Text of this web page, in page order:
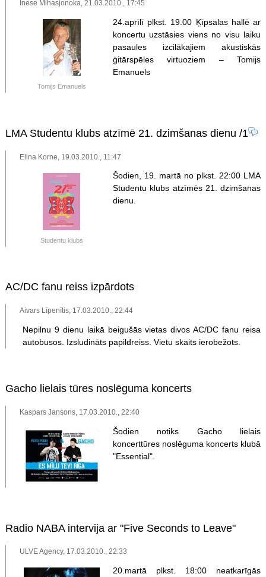
Inese Mihasjonoka, 21.03.2010., 17:45
Tomijs Emanuels
24.aprīlī plkst. 19.00 Ķīpsalas hallē ar
koncertu uzstāsies viens no visu laiku
pasaules izcilākajiem akustiskās
ģitārspēles virtuoziem – Tomijs
Emanuels
LMA Studentu klubs atzīmē 21. dzimšanas dienu /1
Elina Korne, 19.03.2010., 11:47
Studentu klubs
Šodien, 19. martā no plkst. 22:00 LMA
Studentu klubs atzīmēs 21. dzimšanas
dienu.
AC/DC fanu reiss izpārdots
Aivars Līpenītis, 17.03.2010., 22:44
Nepilnu 9 dienu laikā beigušās vietas divos AC/DC fanu reisa
autobusos. Izsludināts papildreiss. Vietu skaits ierobežots.
Gacho lielais tūres noslēguma koncerts
Kaspars Jansons, 17.03.2010., 22:40
Šodien notiks Gacho lielais
koncerttūres noslēguma koncerts klubā
"Essential".
Radio NABA intervija ar "Five Seconds to Leave"
ULVE Agency, 17.03.2010., 22:33
20.martā plkst. 18:00 neatkarīgās